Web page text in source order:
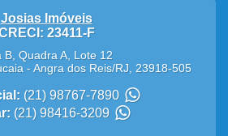
Josias Imóveis
23411-F
B, Quadra A, Lote 12
-Angra dos Reis/RJ 23918-505
(21) 98767-7890
(21) 98416-3209